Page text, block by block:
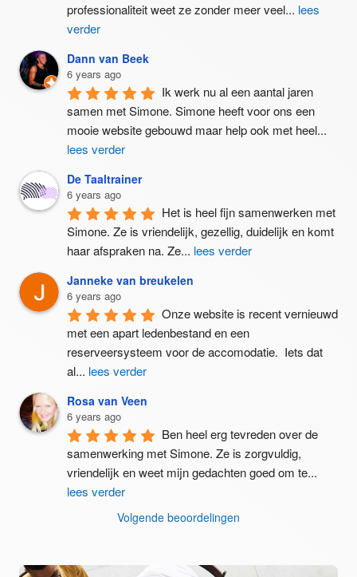
professionaliteit weet ze zonder meer veel... lees
verder
Dann van Beek
6 years ago
Ik werk nu al een aantal jaren
samen met Simone. Simone heeft voor ons een
mooie website gebouwd maar help ook met heel...
lees verder
De Taaltrainer
6 years ago
Het is heel fijn samenwerken met
Simone. Ze is vriendelijk, gezellig, duidelijk en komt
haar afspraken na. Ze... lees verder
Janneke van breukelen
6 years ago
Onze website is recent vernieuwd
met een apart ledenbestand en een
reserveersysteem voor de accomodatie.  Iets dat
al... lees verder
Rosa van Veen
6 years ago
Ben heel erg tevreden over de
samenwerking met Simone. Ze is zorgvuldig,
vriendelijk en weet mijn gedachten goed om te...
lees verder
Volgende beoordelingen